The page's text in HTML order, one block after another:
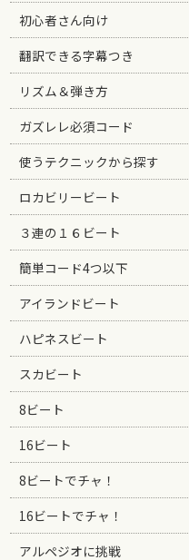
初心者さん向け
翻訳できる字幕つき
リズム＆弾き方
ガズレレ必須コード
使うテクニックから探す
ロカビリービート
３連の１６ビート
簡単コード4つ以下
アイランドビート
ハピネスビート
スカビート
8ビート
16ビート
8ビートでチャ！
16ビートでチャ！
アルペジオに挑戦